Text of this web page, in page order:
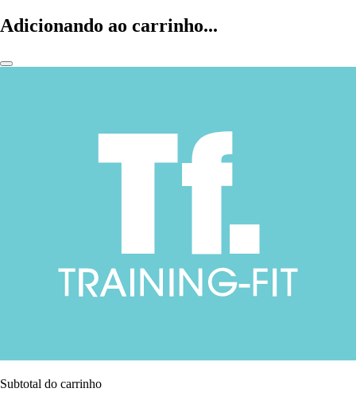
Adicionando ao carrinho...
Subtotal do carrinho